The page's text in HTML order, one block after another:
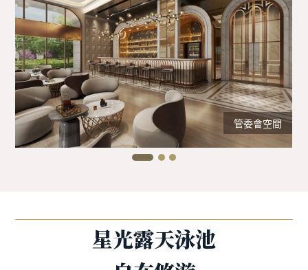
管委會空間
星光露天泳池